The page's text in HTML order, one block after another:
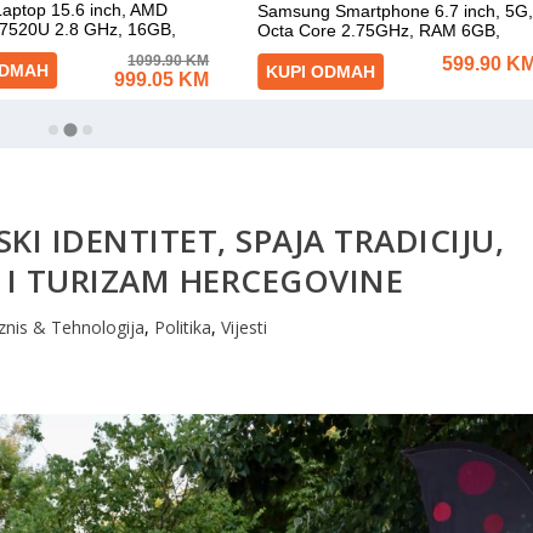
IDENTITET, SPAJA TRADICIJU,
TURIZAM HERCEGOVINE
& Tehnologija, Politika,Vijesti